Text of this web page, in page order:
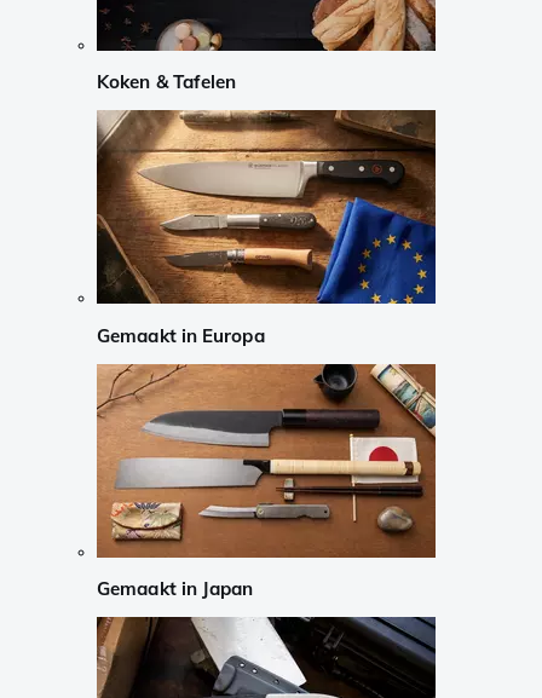
Koken & Tafelen
Gemaakt in Europa
Gemaakt in Japan